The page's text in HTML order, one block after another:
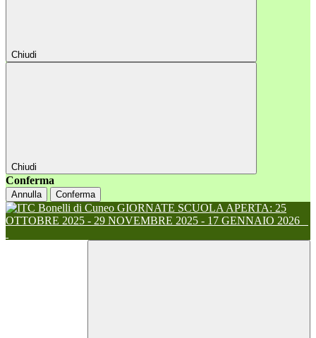
Chiudi
Chiudi
Conferma
Annulla Conferma
GIORNATE SCUOLA APERTA: 25
OTTOBRE 2025 - 29 NOVEMBRE 2025 - 17 GENNAIO 2026